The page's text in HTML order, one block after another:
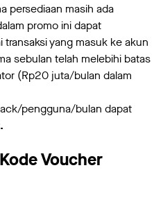
persediaan masih ada
promo ini dapat
transaksi yang masuk ke akun
sebulan telah melebihi batas
(Rp20 juta/bulan dalam
pengguna/bulan dapat
Voucher